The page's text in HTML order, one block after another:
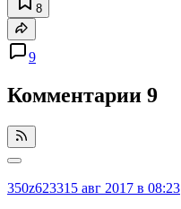
8
9
Комментарии 9
350z623315 авг 2017 в 08:23